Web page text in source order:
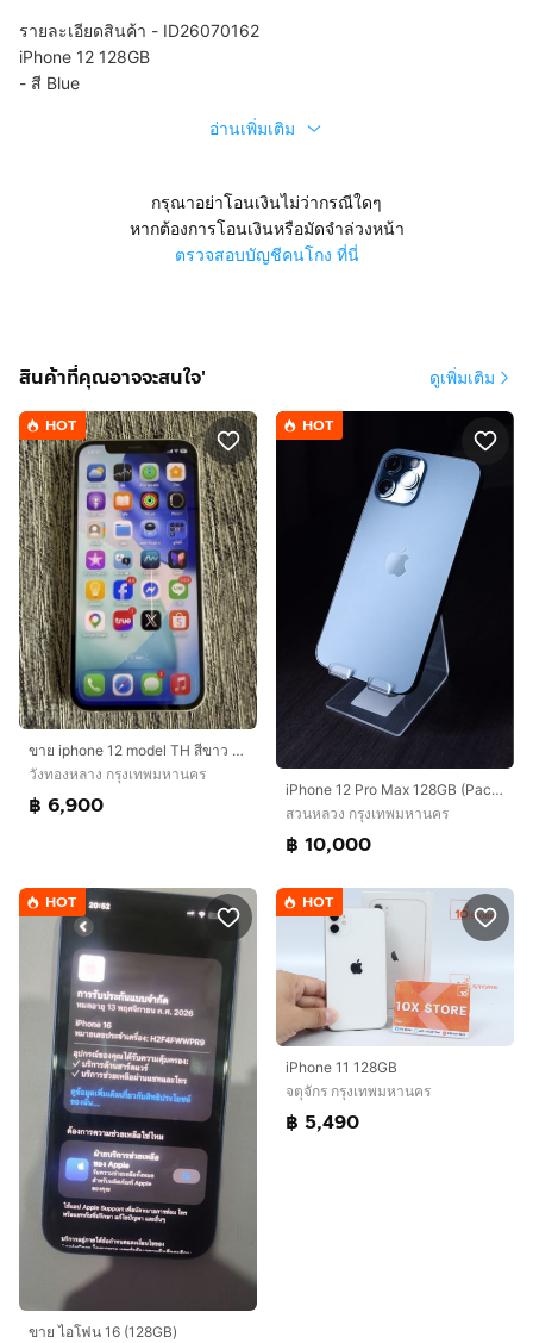
รายละเอียดสินค้า - ID26070162
iPhone 12 128GB
- สี Blue
อ่านเพิ่มเติม
กรุณาอย่าโอนเงินไม่ว่ากรณีใดๆ
หากต้องการโอนเงินหรือมัดจำล่วงหน้า
ตรวจสอบบัญชีคนโกง ที่นี่
สินค้าที่คุณอาจจะสนใจ' ดูเพิ่มเติม
HOT
ขาย iphone 12 model TH สีขาว 128GB เดิมๆสภาพขาว ใส สวยมาก
วังทองหลาง กรุงเทพมหานคร
฿ 6,900
HOT
iPhone 12 Pro Max 128GB (Pacific Blue)
สวนหลวง กรุงเทพมหานคร
฿ 10,000
HOT
ขาย ไอโฟน 16 (128GB)
HOT
iPhone 11 128GB
จตุจักร กรุงเทพมหานคร
฿ 5,490